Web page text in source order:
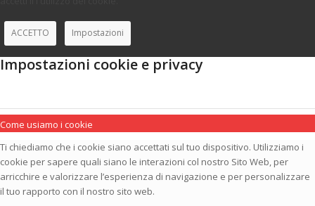
ACCETTO Impostazioni
Impostazioni cookie e privacy
Come usiamo i cookie
Ti chiediamo che i cookie siano accettati sul tuo dispositivo. Utilizziamo i
cookie per sapere quali siano le interazioni col nostro Sito Web, per
arricchire e valorizzare l’esperienza di navigazione e per personalizzare
il tuo rapporto con il nostro sito web.